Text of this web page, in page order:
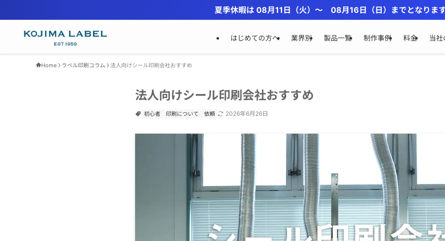
夏季休暇は 08月11日（火）〜 08月16日（日）までとなります
はじめての方へ 業界別 製品一覧 制作事例 料金 当
Home ラベル印刷コラム 法人向けシール印刷会社おすすめ
法人向けシール印刷会社おすすめ
初心者 印刷について 依頼 2026年6月26日